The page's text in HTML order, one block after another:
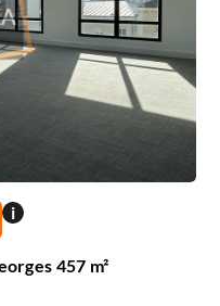
i
457 m²